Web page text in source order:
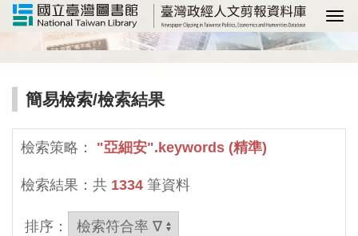
選
簡易檢索/檢索結果
檢索策略： "亞細安".keywords (精準)
檢索結果：共 1334 筆資料
排序：